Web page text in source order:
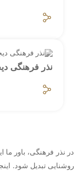
در نذر فرهنگی، باور
روشنایی تبدیل شود.